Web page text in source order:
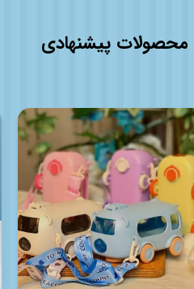
محصولات پیشنهادی